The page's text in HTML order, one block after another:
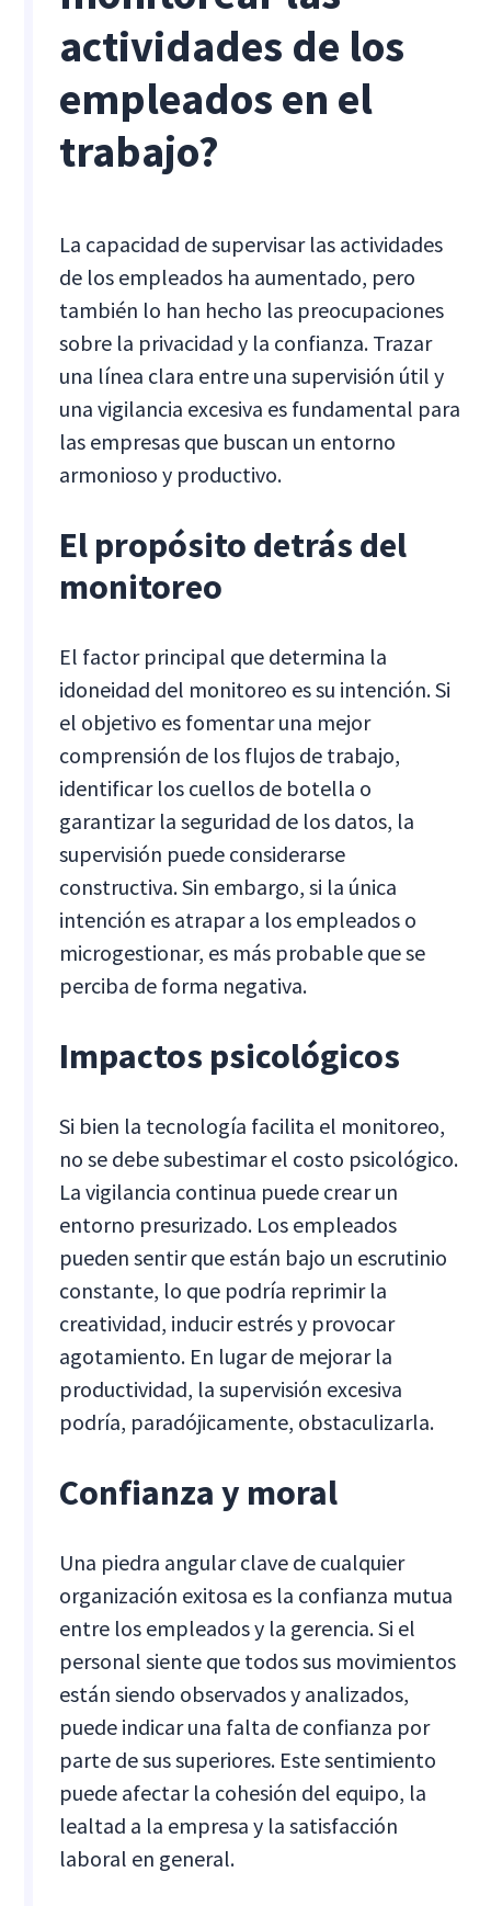
actividades de los
empleados en el
trabajo?
La capacidad de supervisar las actividades
de los empleados ha aumentado, pero
también lo han hecho las preocupaciones
sobre la privacidad y la confianza. Trazar
una línea clara entre una supervisión útil y
una vigilancia excesiva es fundamental para
las empresas que buscan un entorno
armonioso y productivo.
El propósito detrás del
monitoreo
El factor principal que determina la
idoneidad del monitoreo es su intención. Si
el objetivo es fomentar una mejor
comprensión de los flujos de trabajo,
identificar los cuellos de botella o
garantizar la seguridad de los datos, la
supervisión puede considerarse
constructiva. Sin embargo, si la única
intención es atrapar a los empleados o
microgestionar, es más probable que se
perciba de forma negativa.
Impactos psicológicos
Si bien la tecnología facilita el monitoreo,
no se debe subestimar el costo psicológico.
La vigilancia continua puede crear un
entorno presurizado. Los empleados
pueden sentir que están bajo un escrutinio
constante, lo que podría reprimir la
creatividad, inducir estrés y provocar
agotamiento. En lugar de mejorar la
productividad, la supervisión excesiva
podría, paradójicamente, obstaculizarla.
Confianza y moral
Una piedra angular clave de cualquier
organización exitosa es la confianza mutua
entre los empleados y la gerencia. Si el
personal siente que todos sus movimientos
están siendo observados y analizados,
puede indicar una falta de confianza por
parte de sus superiores. Este sentimiento
puede afectar la cohesión del equipo, la
lealtad a la empresa y la satisfacción
laboral en general.